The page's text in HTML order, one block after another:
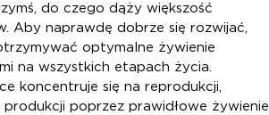
do czego dąży większość
Aby naprawdę dobrze się rozwijać,
optymalne żywienie
na wszystkich etapach życia.
koncentruje się na reprodukcji,
poprzez prawidłowe żywienie